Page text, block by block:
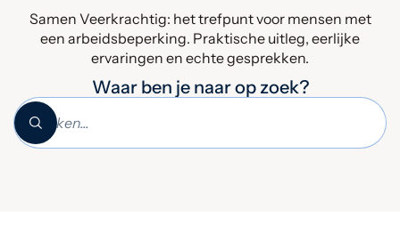
Samen Veerkrachtig: het trefpunt voor mensen met
een arbeidsbeperking. Praktische uitleg, eerlijke
ervaringen en echte gesprekken.
Waar ben je naar op zoek?